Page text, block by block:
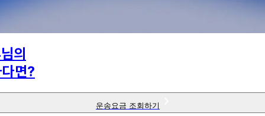
님의
면?
운송요금 조회하기